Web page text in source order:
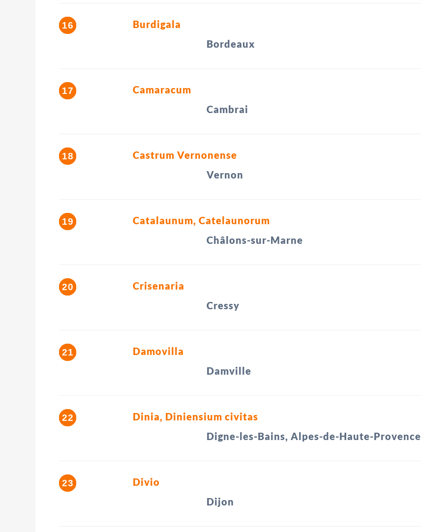
Burdigala
Bordeaux
Camaracum
Cambrai
Castrum Vernonense
Vernon
Catalaunum, Catelaunorum
Châlons-sur-Marne
Crisenaria
Cressy
Damovilla
Damville
Dinia, Diniensium civitas
Digne-les-Bains, Alpes-de-Haute-Provence
Divio
Dijon